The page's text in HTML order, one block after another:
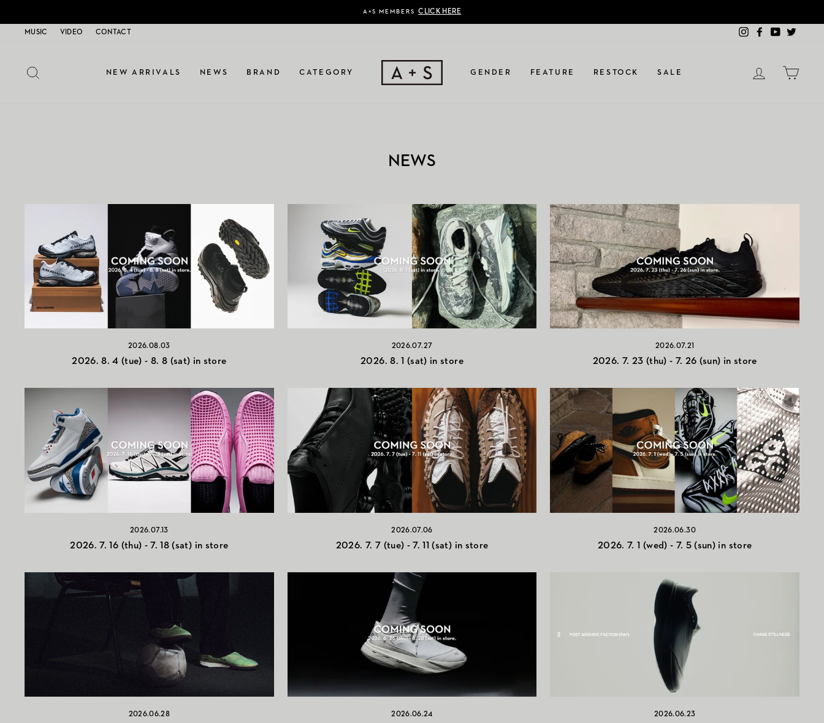
A+S MEMBERS CLICK HERE
MUSIC VIDEO CONTACT InstagramFacebook
YouTube
サイトを検索するNEW ARRIVALS NEWS BRAND CATEGORY GENDER FEATURE RESTOCK SALE LOGIN
NEWS
2026.08.03
2026. 8. 4 (tue) - 8. 8 (sat) in store
2026.07.27
2026. 8. 1 (sat) in store
2026.07.21
2026. 7. 23 (thu) - 7. 26 (sun) in store
2026.07.13
2026. 7. 16 (thu) - 7. 18 (sat) in store
2026.07.06
2026. 7. 7 (tue) - 7. 11 (sat) in store
2026.06.30
2026. 7. 1 (wed) - 7. 5 (sun) in store
2026.06.28 2026.06.24 2026.06.23